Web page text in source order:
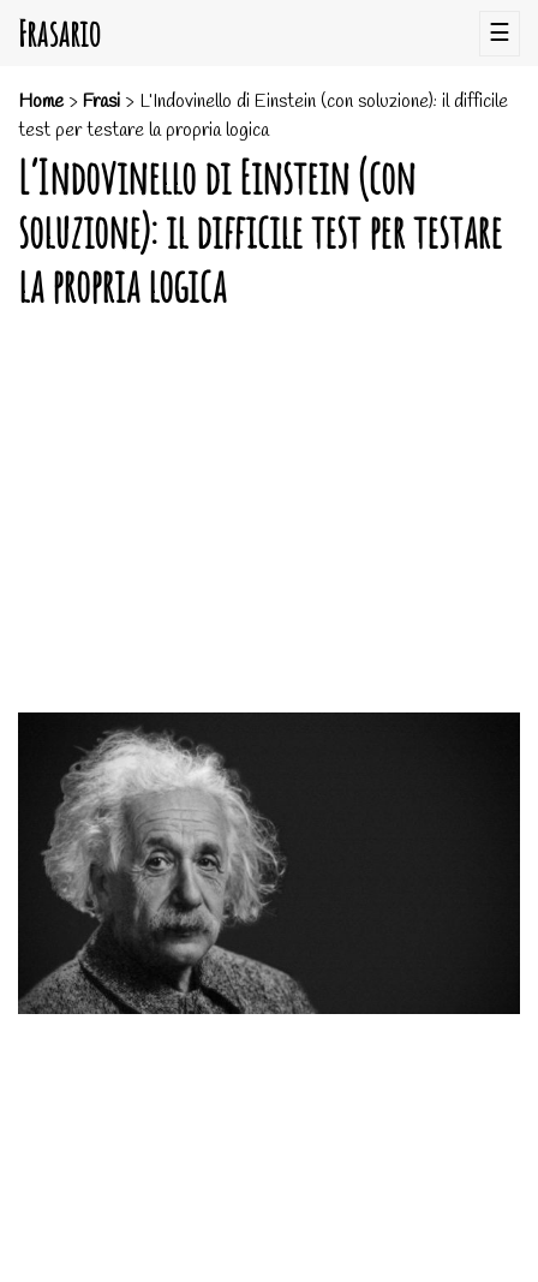
Frasario ☰
Home>Frasi > L’Indovinello di Einstein (con soluzione): il difficile
test per testare la propria logica
L’Indovinello di Einstein (con
soluzione): il difficile test per testare
la propria logica